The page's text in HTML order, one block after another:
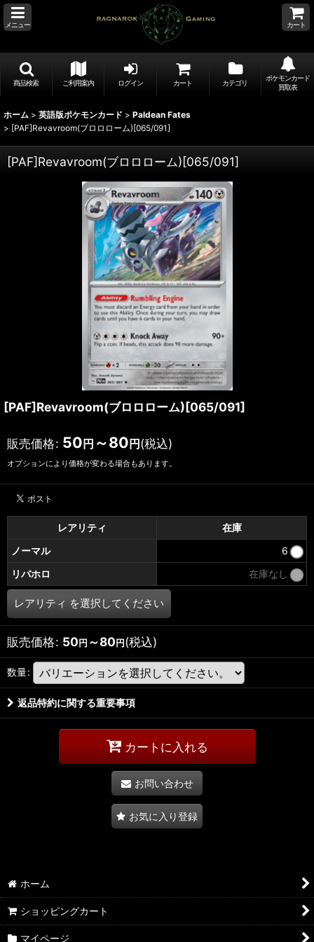
メニュー カート
商品検索 ご利用案内 ログイン カート カテゴリ
ポケモンカード
買取表
ホーム > 英語版ポケモンカード > Paldean Fates
> [PAF]Revavroom(ブロロローム)[065/091]
[PAF]Revavroom(ブロロローム)[065/091]
[PAF]Revavroom(ブロロローム)[065/091]
販売価格: 50 円 ～80 円 (税込)
オプションにより価格が変わる場合もあります。
レアリティ
在庫
ノーマル
6
リバホロ
在庫なし
レアリティ を選択してください
販売価格: 50円 ～80円(税込)
数量:
返品特約に関する重要事項
カートに入れる
お問い合わせ
お気に入り登録
ホーム
ショッピングカート
マイページ